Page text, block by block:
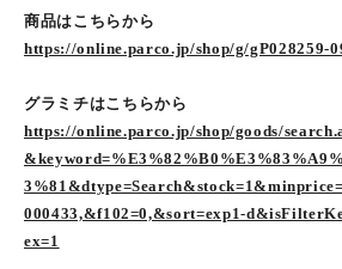
商品はこちらから
https://online.parco.jp/shop/g/gP028259-
グラミチはこちらから
https://online.parco.jp/shop/goods/
000433,&f102=0,&sort=exp1-
ex=1